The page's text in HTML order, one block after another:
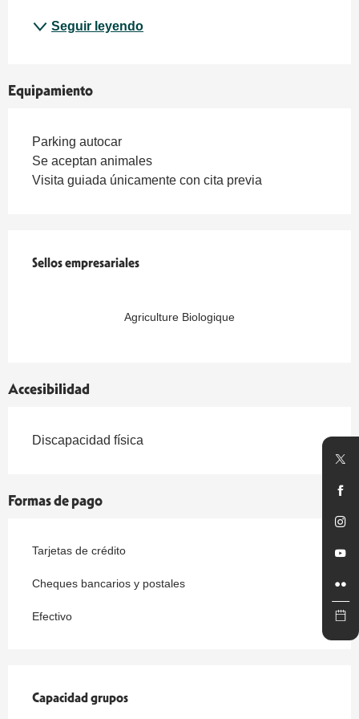
Seguir leyendo
Equipamiento
Parking autocar
Se aceptan animales
Visita guiada únicamente con cita previa
Sellos empresariales
Sellos empresariales
Agriculture Biologique
Accesibilidad
Discapacidad física
Formas de pago
Tarjetas de crédito
Cheques bancarios y postales
Efectivo
Capacidad grupos
Capacidad grupos